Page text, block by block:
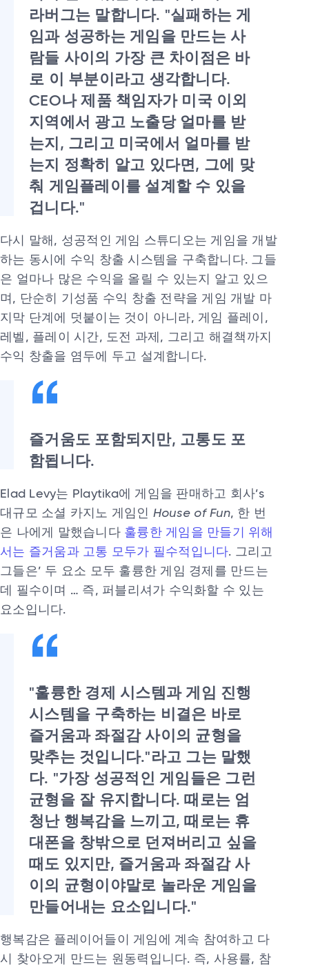
라버그는 말합니다. "실패하는 게
임과 성공하는 게임을 만드는 사
람들 사이의 가장 큰 차이점은 바
로 이 부분이라고 생각합니다.
CEO나 제품 책임자가 미국 이외
지역에서 광고 노출당 얼마를 받
는지, 그리고 미국에서 얼마를 받
는지 정확히 알고 있다면, 그에 맞
춰 게임플레이를 설계할 수 있을
겁니다."
다시 말해, 성공적인 게임 스튜디오는 게임을 개발
하는 동시에 수익 창출 시스템을 구축합니다. 그들
은 얼마나 많은 수익을 올릴 수 있는지 알고 있으
며, 단순히 기성품 수익 창출 전략을 게임 개발 마
지막 단계에 덧붙이는 것이 아니라, 게임 플레이,
레벨, 플레이 시간, 도전 과제, 그리고 해결책까지
수익 창출을 염두에 두고 설계합니다.
즐거움도 포함되지만, 고통도 포
함됩니다.
Elad Levy는 Playtika에 게임을 판매하고 회사’s
대규모 소셜 카지노 게임인 House of Fun, 한 번
은 나에게 말했습니다 훌륭한 게임을 만들기 위해
서는 즐거움과 고통 모두가 필수적입니다. 그리고
그들은’ 두 요소 모두 훌륭한 게임 경제를 만드는
데 필수이며 … 즉, 퍼블리셔가 수익화할 수 있는
요소입니다.
"훌륭한 경제 시스템과 게임 진행
시스템을 구축하는 비결은 바로
즐거움과 좌절감 사이의 균형을
맞추는 것입니다."라고 그는 말했
다. "가장 성공적인 게임들은 그런
균형을 잘 유지합니다. 때로는 엄
청난 행복감을 느끼고, 때로는 휴
대폰을 창밖으로 던져버리고 싶을
때도 있지만, 즐거움과 좌절감 사
이의 균형이야말로 놀라운 게임을
만들어내는 요소입니다."
행복감은 플레이어들이 게임에 계속 참여하고 다
시 찾아오게 만드는 원동력입니다. 즉, 사용률, 참